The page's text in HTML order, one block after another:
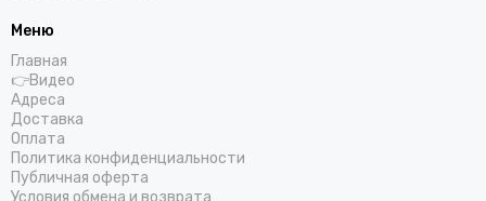
Меню
Главная
👉Видео
Адреса
Доставка
Оплата
Политика конфиденциальности
Публичная оферта
Условия обмена и возврата